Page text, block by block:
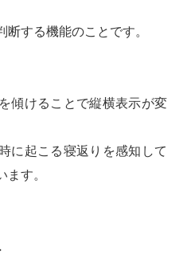
する機能のことです。
傾けることで縦横表示が変
に起こる寝返りを感知して
ます。